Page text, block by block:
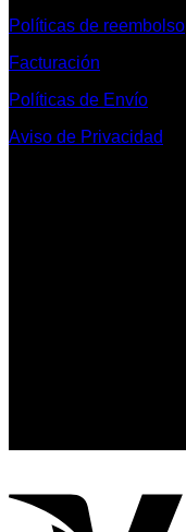
Políticas de reembolso
Facturación
Políticas de Envío
Aviso de Privacidad